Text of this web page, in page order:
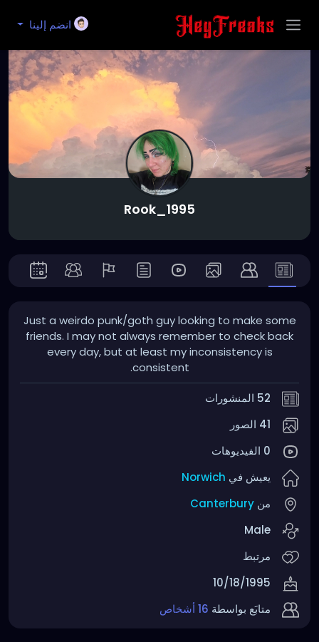
انضم إلينا
Rook_1995
Just a weirdo punk/goth guy looking to make some
friends. I may not always remember to check back
every day, but at least my inconsistency is
consistent.
52 المنشورات
41 الصور
0 الفيديوهات
يعيش في Norwich
من Canterbury
Male
مرتبط
10/18/1995
متابَع بواسطة 16 أشخاص